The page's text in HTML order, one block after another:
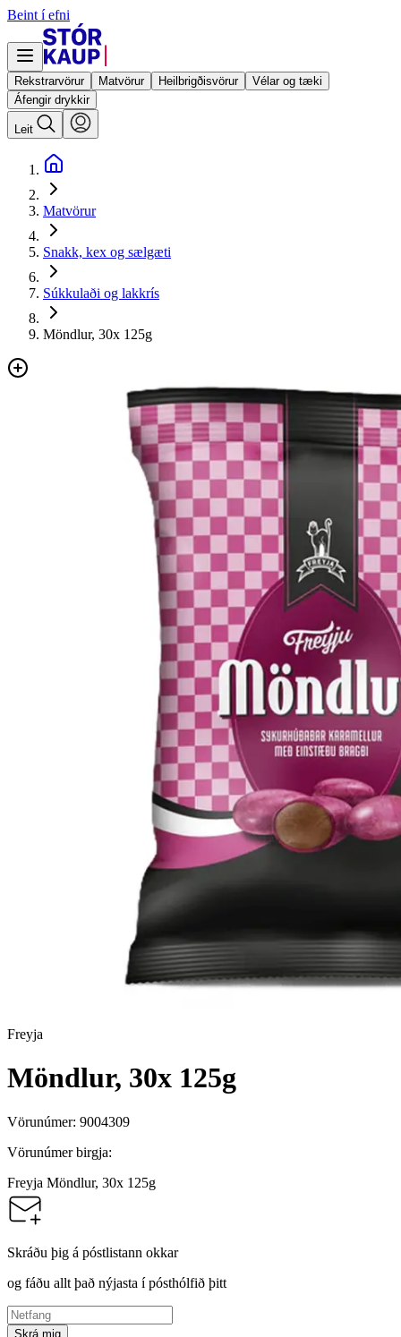
Beint í efni
Rekstrarvörur Matvörur Heilbrigðisvörur
Vélar og tæki
Áfengir drykkir
Leit
Matvörur
Snakk, kex og sælgæti
Súkkulaði og lakkrís
Möndlur, 30x 125g
Freyja
Möndlur, 30x 125g
Vörunúmer: 9004309
Vörunúmer birgja:
Freyja Möndlur, 30x 125g
Skráðu þig á póstlistann okkar
og fáðu allt það nýjasta í pósthólfið þitt
Skrá mig